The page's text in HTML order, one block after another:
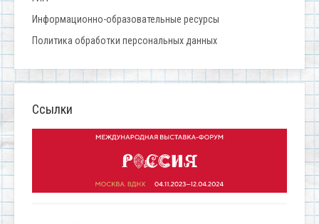
Информационно-образовательные ресурсы
Политика обработки персональных данных
Ссылки